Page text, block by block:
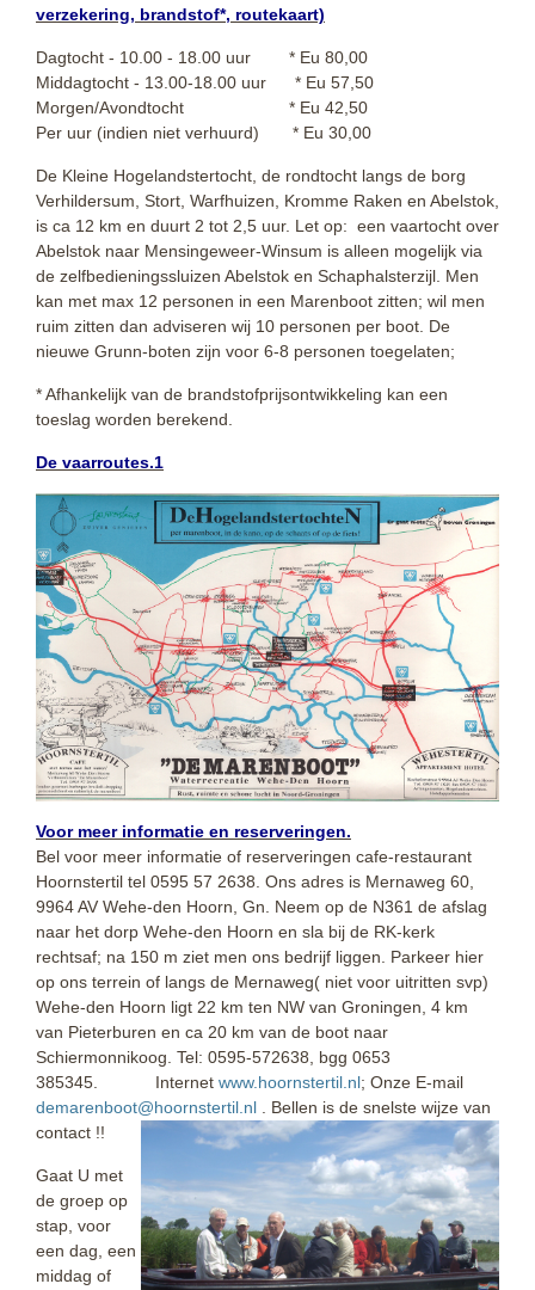
verzekering, brandstof*, routekaart)
Dagtocht - 10.00 - 18.00 uur * Eu 80,00
Middagtocht - 13.00-18.00 uur * Eu 57,50
Morgen/Avondtocht * Eu 42,50
Per uur (indien niet verhuurd) * Eu 30,00
De Kleine Hogelandstertocht, de rondtocht langs de borg
Verhildersum, Stort, Warfhuizen, Kromme Raken en Abelstok,
is ca 12 km en duurt 2 tot 2,5 uur. Let op: een vaartocht over
Abelstok naar Mensingeweer-Winsum is alleen mogelijk via
de zelfbedieningssluizen Abelstok en Schaphalsterzijl. Men
kan met max 12 personen in een Marenboot zitten; wil men
ruim zitten dan adviseren wij 10 personen per boot. De
nieuwe Grunn-boten zijn voor 6-8 personen toegelaten;
* Afhankelijk van de brandstofprijsontwikkeling kan een
toeslag worden berekend.
De vaarroutes.1
Voor meer informatie en reserveringen.
Bel voor meer informatie of reserveringen cafe-restaurant
Hoornstertil tel 0595 57 2638. Ons adres is Mernaweg 60,
9964 AV Wehe-den Hoorn, Gn. Neem op de N361 de afslag
naar het dorp Wehe-den Hoorn en sla bij de RK-kerk
rechtsaf; na 150 m ziet men ons bedrijf liggen. Parkeer hier
op ons terrein of langs de Mernaweg( niet voor uitritten svp)
Wehe-den Hoorn ligt 22 km ten NW van Groningen, 4 km
van Pieterburen en ca 20 km van de boot naar
Schiermonnikoog. Tel: 0595-572638, bgg 0653
385345. Internet www.hoornstertil.nl; Onze E-mail
demarenboot@hoornstertil .nl . Bellen is de snelste wijze van
contact !!
Gaat U met
de groep op
stap, voor
een dag, een
middag of